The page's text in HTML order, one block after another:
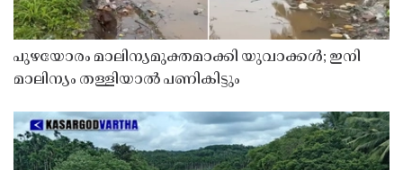
പുഴയോരം മാലിന്യമുക്തമാക്കി യുവാക്കൾ; ഇനി
മാലിന്യം തള്ളിയാൽ പണികിട്ടും